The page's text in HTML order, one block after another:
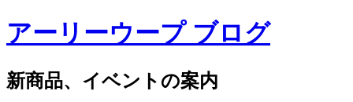
アーリーウープ ブログ
新商品、イベントの案内